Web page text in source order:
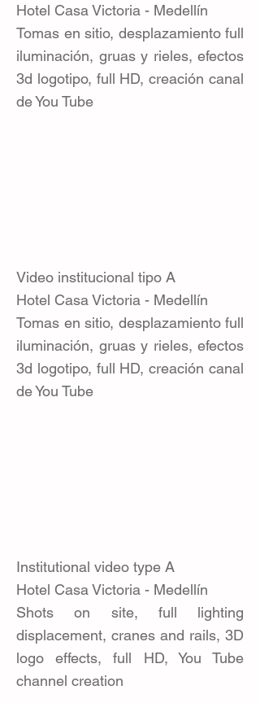
Hotel Casa Victoria - Medellín
Tomas en sitio, desplazamiento full
iluminación, gruas y rieles, efectos
3d logotipo, full HD, creación canal
de You Tube
Video institucional tipo A
Hotel Casa Victoria - Medellín
Tomas en sitio, desplazamiento full
iluminación, gruas y rieles, efectos
3d logotipo, full HD, creación canal
de You Tube
Institutional video type A
Hotel Casa Victoria - Medellín
Shots on site, full lighting
displacement, cranes and rails, 3D
logo effects, full HD, You Tube
channel creation